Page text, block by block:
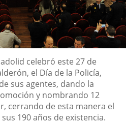
celebró este 27 de
el Día de la Policía,
sus agentes, dando la
y nombrando 12
cerrando de esta manera el
190 años de existencia.